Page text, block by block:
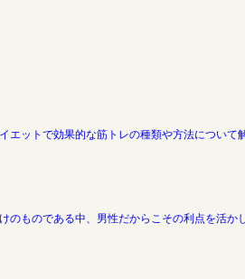
ットで効果的な筋トレの種類や方法につい
ものである中、男性だからこその利点を活